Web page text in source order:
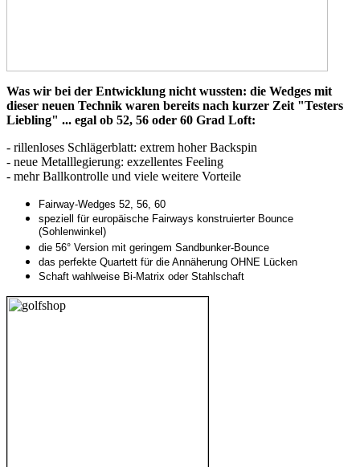
Was wir bei der Entwicklung nicht wussten: die Wedges mit
dieser neuen Technik waren bereits nach kurzer Zeit "Testers
Liebling" ... egal ob 52, 56 oder 60 Grad Loft:
- rillenloses Schlägerblatt: extrem hoher Backspin
- neue Metalllegierung: exzellentes Feeling
- mehr Ballkontrolle und viele weitere Vorteile
Fairway-Wedges 52, 56, 60
speziell für europäische Fairways konstruierter Bounce
(Sohlenwinkel)
die 56° Version mit geringem Sandbunker-Bounce
das perfekte Quartett für die Annäherung OHNE Lücken
Schaft wahlweise Bi-Matrix oder Stahlschaft